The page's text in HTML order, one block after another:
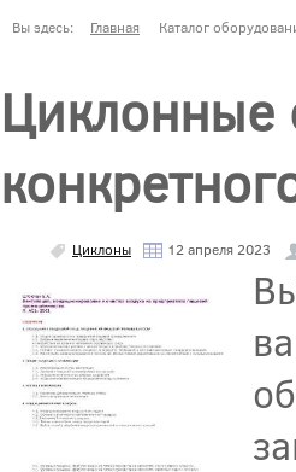
Вы здесь: Главная Каталог
Циклонные
Циклоны 12 апреля 2023